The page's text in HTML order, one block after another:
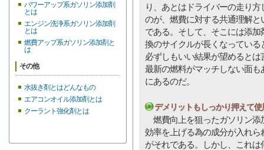
パワーアップ系ガソリン添加剤
とは
エンジン洗浄系ガソリン添加剤
とは
燃費アップ系ガソリン添加剤と
は
その他
水抜き剤とはどんなもの
エアコンオイル添加剤とは
クーラント強化剤とは
り、あとはドライバーの走り方
のが、燃費に対する共通理解と
である。そして、そこには添
換のサイクルが長くなってい
必ずしもいい結果が望めると
最新の燃料がマッチしない面
にあるのだ。
デメリットもしっかり押えて
燃費向上を狙ったガソリン添
効率を上げる為の成分が入れ
がそれである。しかし、これ